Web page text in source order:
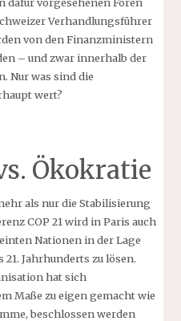
Verhandlungsführer
von den Finanzministern
– und zwar innerhalb der
Nur was sind die
wert?
Ökokratie
als nur die Stabilisierung
COP 21 wird in Paris auch
Nationen in der Lage
Jahrhunderts zu lösen.
hat sich
Maße zu eigen gemacht wie
beschlossen werden